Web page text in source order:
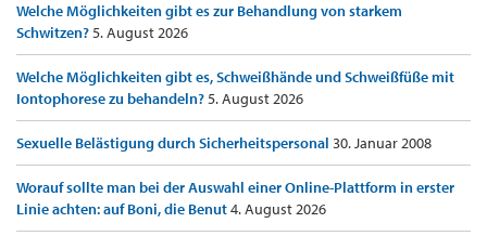
Welche Möglichkeiten gibt es zur Behandlung von starkem
Schwitzen?5. August 2026
Welche Möglichkeiten gibt es, Schweißhände und Schweißfüße mit
Iontophorese zu behandeln?5. August 2026
Sexuelle Belästigung durch Sicherheitspersonal 30. Januar 2008
Worauf sollte man bei der Auswahl einer Online-Plattform in erster
Linie achten: auf Boni, die Benut4. August 2026